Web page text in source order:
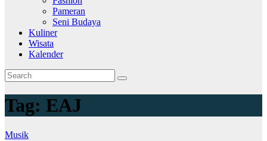
Pameran
Seni Budaya
Kuliner
Wisata
Kalender
Tag: EAJ
Musik